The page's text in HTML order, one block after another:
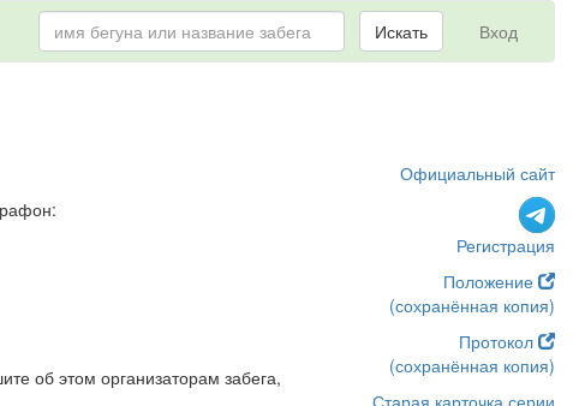
Вход
Искать
об этом организаторам забега,
Официальный сайт
Регистрация
Положение
(сохранённая копия)
Протокол
(сохранённая копия)
Старая карточка серии